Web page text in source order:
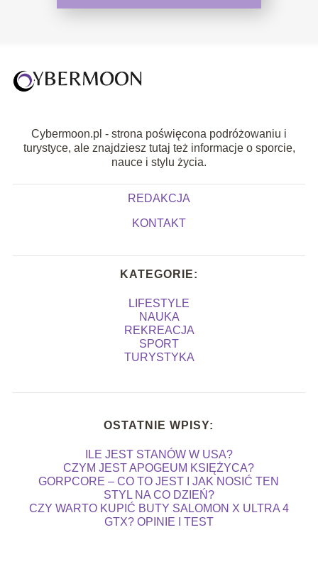
Cybermoon.pl - strona poświęcona podróżowaniu i
turystyce, ale znajdziesz tutaj też informacje o sporcie,
nauce i stylu życia.
REDAKCJA
KONTAKT
KATEGORIE:
LIFESTYLE
NAUKA
REKREACJA
SPORT
TURYSTYKA
OSTATNIE WPISY:
ILE JEST STANÓW W USA?
CZYM JEST APOGEUM KSIĘŻYCA?
GORPCORE – CO TO JEST I JAK NOSIĆ TEN
STYL NA CO DZIEŃ?
CZY WARTO KUPIĆ BUTY SALOMON X ULTRA 4
GTX? OPINIE I TEST